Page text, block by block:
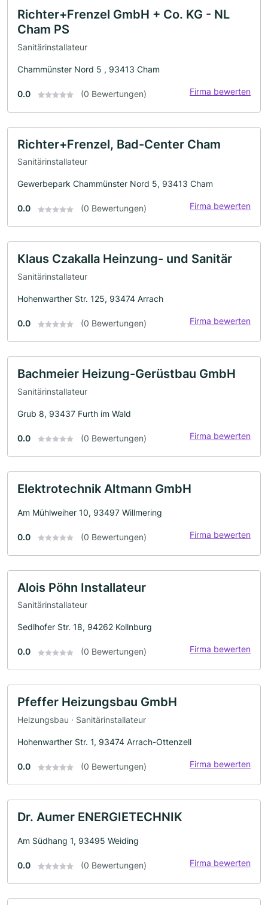
Richter+Frenzel GmbH + Co. KG - NL
Cham PS
Sanitärinstallateur
Chammünster Nord 5 , 93413 Cham
0.0 (0 Bewertungen) Firma bewerten
Richter+Frenzel, Bad-Center Cham
Sanitärinstallateur
Gewerbepark Chammünster Nord 5, 93413 Cham
0.0 (0 Bewertungen) Firma bewerten
Klaus Czakalla Heinzung- und Sanitär
Sanitärinstallateur
Hohenwarther Str. 125, 93474 Arrach
0.0 (0 Bewertungen) Firma bewerten
Bachmeier Heizung-Gerüstbau GmbH
Sanitärinstallateur
Grub 8, 93437 Furth im Wald
0.0 (0 Bewertungen) Firma bewerten
Elektrotechnik Altmann GmbH
Am Mühlweiher 10, 93497 Willmering
0.0 (0 Bewertungen) Firma bewerten
Alois Pöhn Installateur
Sanitärinstallateur
Sedlhofer Str. 18, 94262 Kollnburg
0.0 (0 Bewertungen) Firma bewerten
Pfeffer Heizungsbau GmbH
Heizungsbau · Sanitärinstallateur
Hohenwarther Str. 1, 93474 Arrach-Ottenzell
0.0 (0 Bewertungen) Firma bewerten
Dr. Aumer ENERGIETECHNIK
Am Südhang 1, 93495 Weiding
0.0 (0 Bewertungen) Firma bewerten